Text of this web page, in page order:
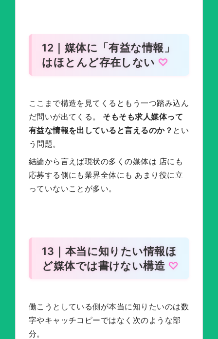
12｜媒体に「有益な情報」
はほとんど存在しない
ここまで構造を見てくるともう一つ踏み込ん
だ問いが出てくる。 そもそも求人媒体って
有益な情報を出していると言えるのか？ とい
う問題。
結論から言えば現状の多くの媒体は 店にも
応募する側にも業界全体にも あまり役に立
っていないことが多い。
13｜本当に知りたい情報ほ
ど媒体では書けない構造
働こうとしている側が本当に知りたいのは数
字やキャッチコピーではなく次のような部
分。